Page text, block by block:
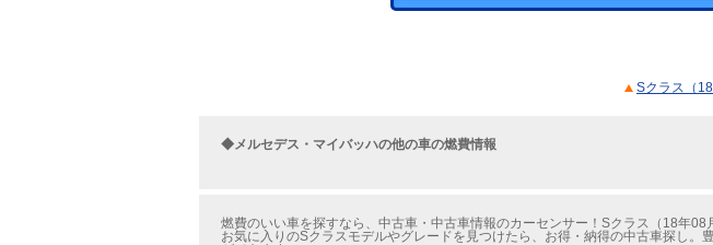
Sクラス（
◆メルセデス・マイバッハの他の車の燃費情報
燃費のいい車を探すなら、中古車・中古車情報のカーセンサー！Sクラス（18年08
お気に入りのSクラスモデルやグレードを見つけたら、お得・納得の中古車探し